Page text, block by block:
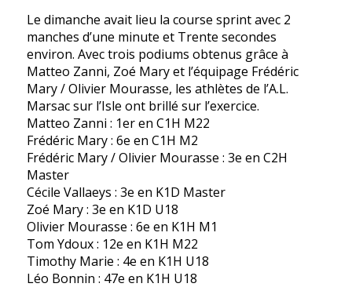
Le dimanche avait lieu la course sprint avec 2
manches d’une minute et Trente secondes
environ. Avec trois podiums obtenus grâce à
Matteo Zanni, Zoé Mary et l’équipage Frédéric
Mary / Olivier Mourasse, les athlètes de l’A.L.
Marsac sur l’Isle ont brillé sur l’exercice.
Matteo Zanni : 1er en C1H M22
Frédéric Mary : 6e en C1H M2
Frédéric Mary / Olivier Mourasse : 3e en C2H
Master
Cécile Vallaeys : 3e en K1D Master
Zoé Mary : 3e en K1D U18
Olivier Mourasse : 6e en K1H M1
Tom Ydoux : 12e en K1H M22
Timothy Marie : 4e en K1H U18
Léo Bonnin : 47e en K1H U18